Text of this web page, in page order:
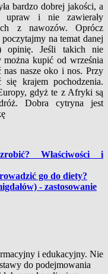
bardzo dobrej jakości, a
upraw i nie zawierały
z nawozów. Oprócz
na temat danej
Jeśli takich nie
kupić od września
nasze oko i nos. Przy
się krajem pochodzenia.
gdyż te z Afryki są
Dobra cytryna jest
Właściwości i
go do diety?
- zastosowanie
i edukacyjny. Nie
do podejmowania